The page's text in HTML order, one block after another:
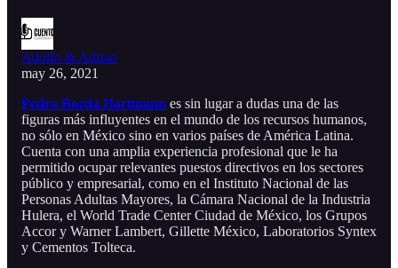
Adolfo & Adrian
may 26, 2021
Pedro Borda Hartmann es sin lugar a dudas una de las
figuras más influyentes en el mundo de los recursos humanos,
no sólo en México sino en varios países de América Latina.
Cuenta con una amplia experiencia profesional que le ha
permitido ocupar relevantes puestos directivos en los sectores
público y empresarial, como en el Instituto Nacional de las
Personas Adultas Mayores, la Cámara Nacional de la Industria
Hulera, el World Trade Center Ciudad de México, los Grupos
Accor y Warner Lambert, Gillette México, Laboratorios Syntex
y Cementos Tolteca.